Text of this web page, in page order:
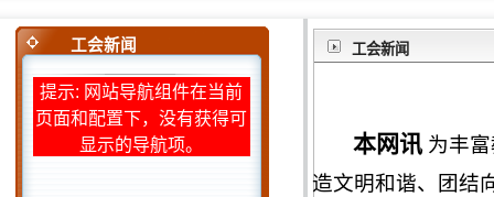
工会新闻
提示: 网站导航组件在当前
页面和配置下，没有获得可
显示的导航项。
工会新闻
本网讯 为丰
造文明和谐、团结